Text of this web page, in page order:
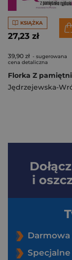
KSIĄŻKA
27,23 zł
39,90 zł - sugerowana
cena detaliczna
i
Darmowa